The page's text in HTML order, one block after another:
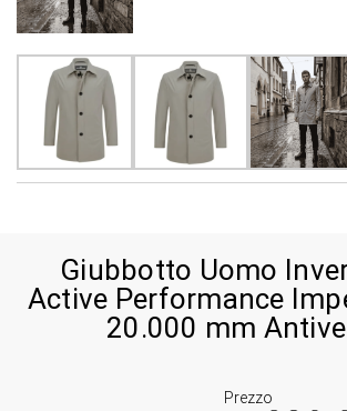
Giubbotto Uomo
Active Performance
20.000 mm
Prezzo